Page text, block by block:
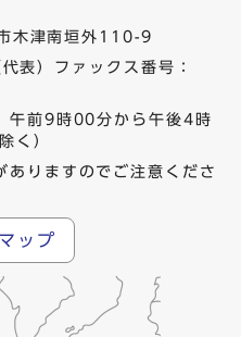
木津南垣外110-9
代表）ファックス番号：
前9時00分から午後4時
く）
ありますのでご注意くださ
ップ